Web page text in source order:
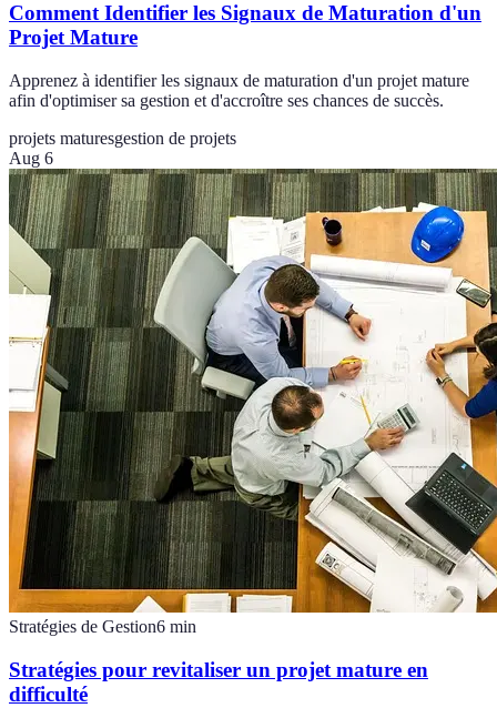
Comment Identifier les Signaux de Maturation d'un
Projet Mature
Apprenez à identifier les signaux de maturation d'un projet mature
afin d'optimiser sa gestion et d'accroître ses chances de succès.
projets maturesgestion de projets
Aug 6
Stratégies de Gestion6 min
Stratégies pour revitaliser un projet mature en
difficulté